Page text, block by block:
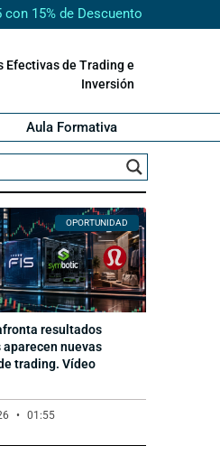
con 15% de Descuento
Efectivas de Trading e
Inversión
Aula Formativa
OPORTUNIDAD
resultados
nuevas
trading. Vídeo
01:55